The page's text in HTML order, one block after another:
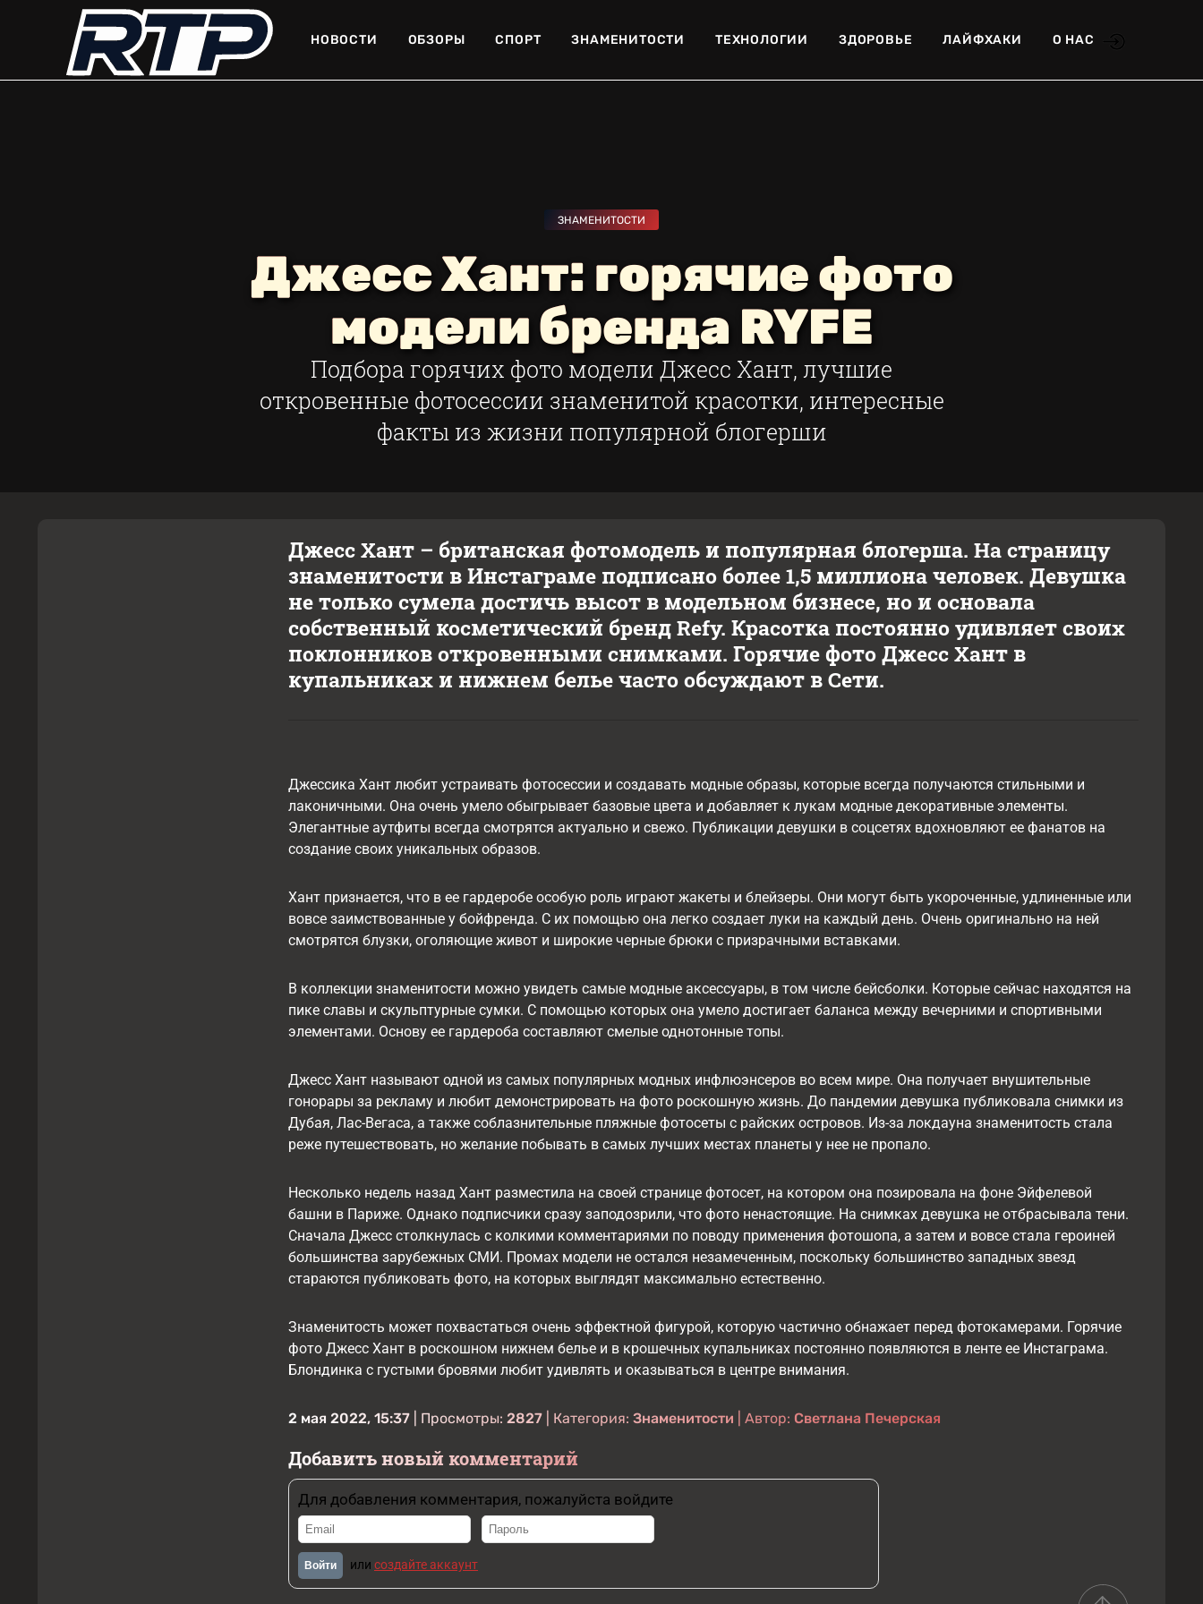
НОВОСТИ ОБЗОРЫ СПОРТ ЗНАМЕНИТОСТИ ТЕХНОЛОГИИ ЗДОРОВЬЕ ЛАЙФХАКИ О НАС
ЗНАМЕНИТОСТИ
Джесс Хант: горячие фото
модели бренда RYFE
Подбора горячих фото модели Джесс Хант, лучшие
откровенные фотосессии знаменитой красотки, интересные
факты из жизни популярной блогерши
Джесс Хант – британская фотомодель и популярная блогерша. На страницу
знаменитости в Инстаграме подписано более 1,5 миллиона человек. Девушка
не только сумела достичь высот в модельном бизнесе, но и основала
собственный косметический бренд Refy. Красотка постоянно удивляет своих
поклонников откровенными снимками. Горячие фото Джесс Хант в
купальниках и нижнем белье часто обсуждают в Сети.
Джессика Хант любит устраивать фотосессии и создавать модные образы, которые всегда получаются стильными и
лаконичными. Она очень умело обыгрывает базовые цвета и добавляет к лукам модные декоративные элементы.
Элегантные аутфиты всегда смотрятся актуально и свежо. Публикации девушки в соцсетях вдохновляют ее фанатов на
создание своих уникальных образов.
Хант признается, что в ее гардеробе особую роль играют жакеты и блейзеры. Они могут быть укороченные, удлиненные или
вовсе заимствованные у бойфренда. С их помощью она легко создает луки на каждый день. Очень оригинально на ней
смотрятся блузки, оголяющие живот и широкие черные брюки с призрачными вставками.
В коллекции знаменитости можно увидеть самые модные аксессуары, в том числе бейсболки. Которые сейчас находятся на
пике славы и скульптурные сумки. С помощью которых она умело достигает баланса между вечерними и спортивными
элементами. Основу ее гардероба составляют смелые однотонные топы.
Джесс Хант называют одной из самых популярных модных инфлюэнсеров во всем мире. Она получает внушительные
гонорары за рекламу и любит демонстрировать на фото роскошную жизнь. До пандемии девушка публиковала снимки из
Дубая, Лас-Вегаса, а также соблазнительные пляжные фотосеты с райских островов. Из-за локдауна знаменитость стала
реже путешествовать, но желание побывать в самых лучших местах планеты у нее не пропало.
Несколько недель назад Хант разместила на своей странице фотосет, на котором она позировала на фоне Эйфелевой
башни в Париже. Однако подписчики сразу заподозрили, что фото ненастоящие. На снимках девушка не отбрасывала тени.
Сначала Джесс столкнулась с колкими комментариями по поводу применения фотошопа, а затем и вовсе стала героиней
большинства зарубежных СМИ. Промах модели не остался незамеченным, поскольку большинство западных звезд
стараются публиковать фото, на которых выглядят максимально естественно.
Знаменитость может похвастаться очень эффектной фигурой, которую частично обнажает перед фотокамерами. Горячие
фото Джесс Хант в роскошном нижнем белье и в крошечных купальниках постоянно появляются в ленте ее Инстаграма.
Блондинка с густыми бровями любит удивлять и оказываться в центре внимания.
2 мая 2022, 15:37 | Просмотры: 2827 | Категория: Знаменитости | Автор: Светлана Печерская
Добавить новый комментарий
Для добавления комментария, пожалуйста войдите
Войти или создайте аккаунт